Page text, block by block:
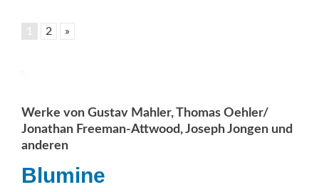
1 2 »
Werke von Gustav Mahler, Thomas Oehler/
Jonathan Freeman-Attwood, Joseph Jongen und
anderen
Blumine